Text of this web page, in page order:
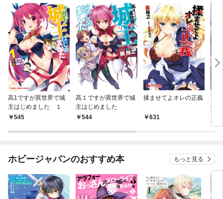
高1ですが異世界で城
主はじめました １
545
高１ですが異世界で城
主はじめました
544
揉ませてよオレの正義
631
修
乳娘
ホビージャパンのおすすめ本 もっと見る